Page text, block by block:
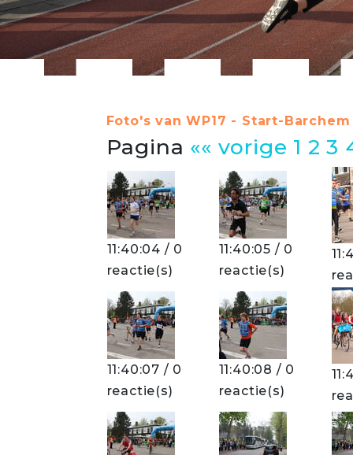
Foto's van WP17 - Start-
Pagina «« vorige 1 2 3
11:40:04 / 0
reactie(s)
11:40:05 / 0
reactie(s)
11:40:07 / 0
reactie(s)
11:40:08 / 0
reactie(s)